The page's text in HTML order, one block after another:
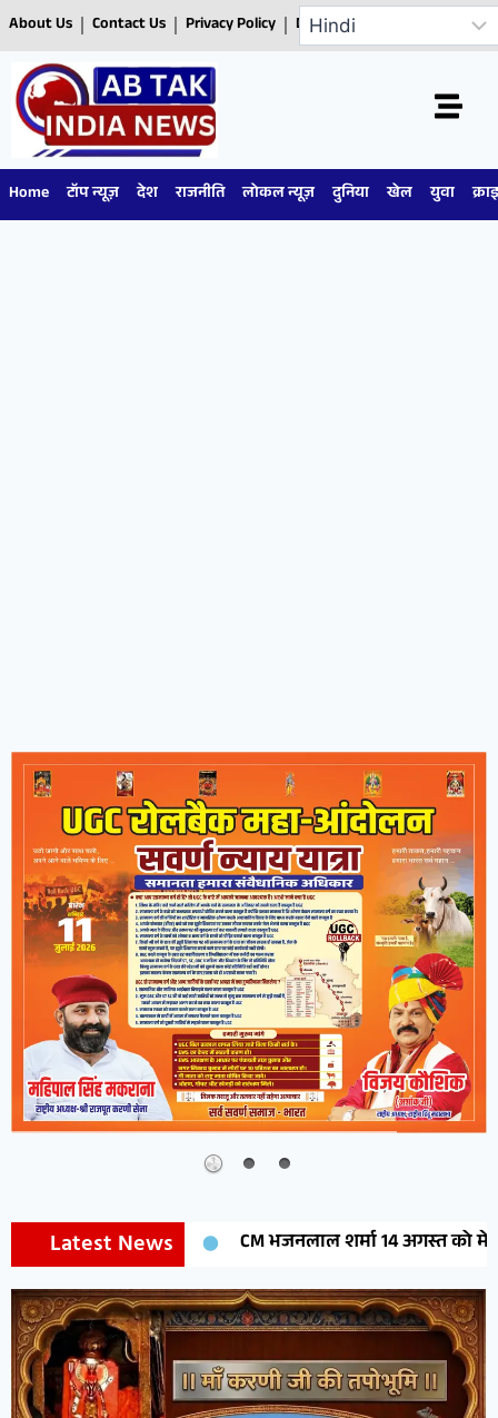
About Us Contact Us Privacy Policy Disclaimer
Home टॉप न्यूज़ देश राजनीति लोकल न्यूज़ दुनिया खेल युवा
Latest News
CM भजनलाल शर्मा 14 अगस्त को मेघासर में करेंगे मेघोजी